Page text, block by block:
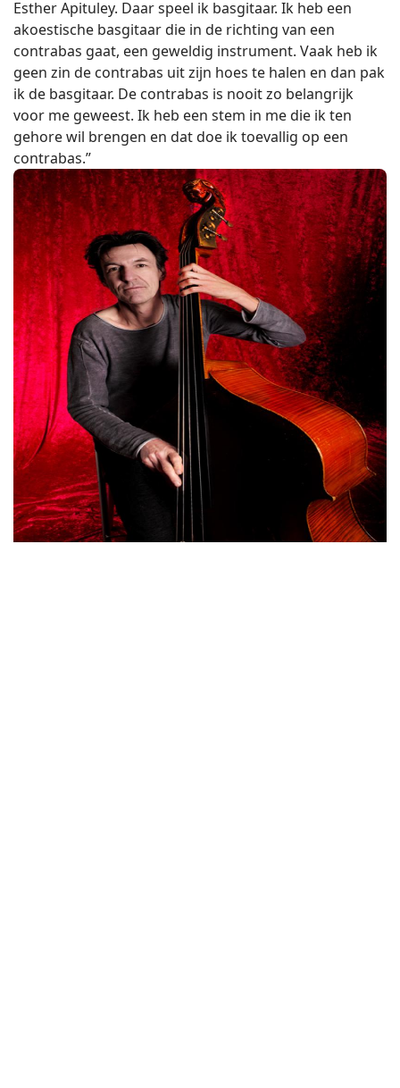
Esther Apituley. Daar speel ik basgitaar. Ik heb een
akoestische basgitaar die in de richting van een
contrabas gaat, een geweldig instrument. Vaak heb ik
geen zin de contrabas uit zijn hoes te halen en dan pak
ik de basgitaar. De contrabas is nooit zo belangrijk
voor me geweest. Ik heb een stem in me die ik ten
gehore wil brengen en dat doe ik toevallig op een
contrabas.”